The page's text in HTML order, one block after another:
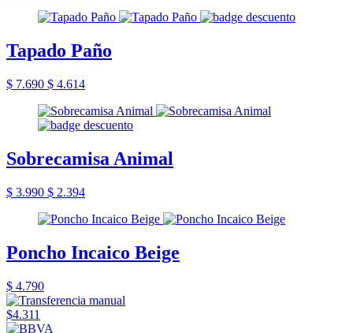
Tapado Paño
$ 7.690 $ 4.614
Sobrecamisa Animal
$ 3.990 $ 2.394
Poncho Incaico Beige
$ 4.790
$4.311